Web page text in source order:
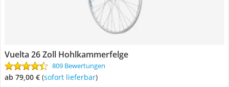
Vuelta 26 Zoll Hohlkammerfelge
809 Bewertungen
ab 79,00 € ( Sofort lieferbar)